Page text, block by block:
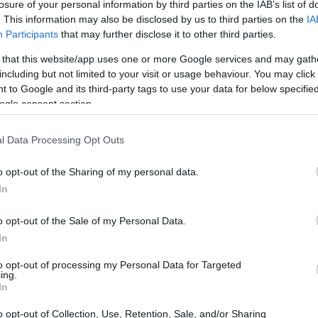
of your personal information by third parties on the IAB’s list of
This information may also be disclosed by us to third parties on the
Participants that may further disclose it to other third parties.
that this website/app uses one or more Google services and may
but not limited to your visit or usage behaviour. You may
to Google and its third-party tags to use your data for below
consent section.
Data Processing Opt Outs
opt-out of the Sharing of my personal data.
opt-out of the Sale of my Personal Data.
opt-out of processing my Personal Data for Targeted
opt-out of Collection, Use, Retention, Sale, and/or Sharing
επί του παρόντος στην
σημαντικές διαταραχές στην παγκόσμια
οι επιχειρήσεις που πλήττονται από
σημαντικές προκλήσεις, όπως
απώλεια πρόσβασης στις αγορές,
και σαμποτάζ. Ακόμη και πριν από
η έκθεση των επιχειρηματικών
πολεμικών συγκρούσεων είχε αυξηθεί
Για τον ασφαλιστικό κλάδο, και
Βίας και της Τρομοκρατίας (PVT), ο
να οδηγήσει σε σημαντικές ζημιές σε
αξιολογήσεις κινδύνου για
και γεωγραφικές αγορές. Με βάση
20:42
20:00